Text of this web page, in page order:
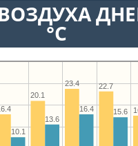
°C
22.7
23.4
20.1
15.6
16.4
13.6
10.1